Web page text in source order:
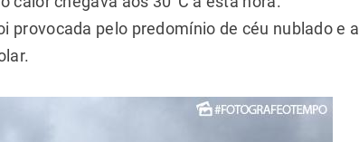
provocada pelo predomínio de céu nublado e a